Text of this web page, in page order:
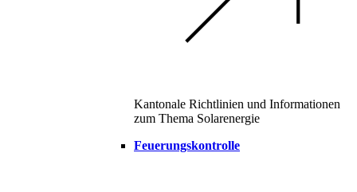
Kantonale Richtlinien und Informationen
zum Thema Solarenergie
Feuerungskontrolle